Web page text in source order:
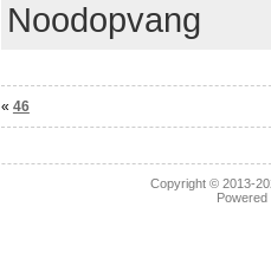
Noodopvang
« 46
Copyright © 2013-